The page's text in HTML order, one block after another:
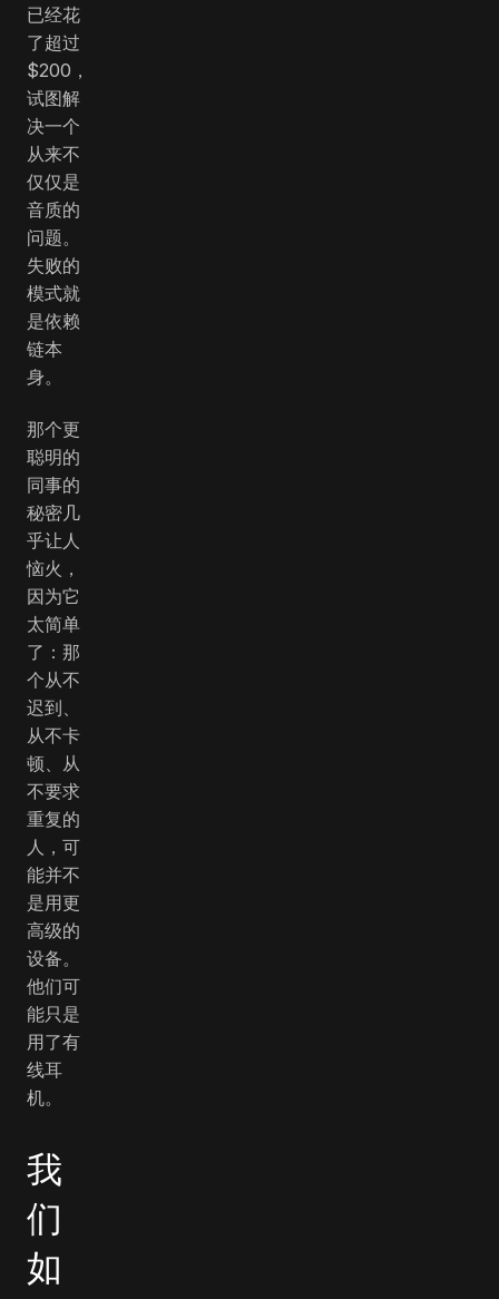
已经花
了超过
$200 ，
试图解
决一个
从来不
仅仅是
音质的
问题。
失败的
模式就
是依赖
链本
身。
那个更
聪明的
同事的
秘密几
乎让人
恼火，
因为它
太简单
了：那
个从不
迟到、
从不卡
顿、从
不要求
重复的
人，可
能并不
是用更
高级的
设备。
他们可
能只是
用了有
线耳
机。
我
们
如